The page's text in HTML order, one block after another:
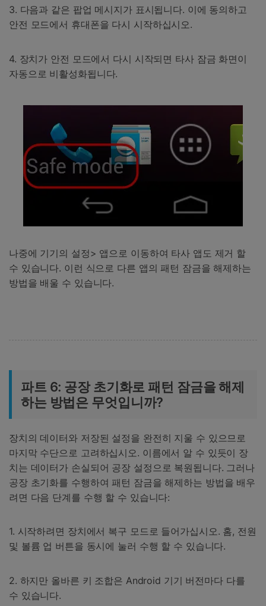
3. 다음과 같은 팝업 메시지가 표시됩니다. 이에 동의하고
안전 모드에서 휴대폰을 다시 시작하십시오.
4. 장치가 안전 모드에서 다시 시작되면 타사 잠금 화면이
자동으로 비활성화됩니다.
나중에 기기의 설정> 앱으로 이동하여 타사 앱도 제거 할
수 있습니다. 이런 식으로 다른 앱의 패턴 잠금을 해제하는
방법을 배울 수 있습니다.
파트 6: 공장 초기화로 패턴 잠금을 해제
하는 방법은 무엇입니까?
장치의 데이터와 저장된 설정을 완전히 지울 수 있으므로
마지막 수단으로 고려하십시오. 이름에서 알 수 있듯이 장
치는 데이터가 손실되어 공장 설정으로 복원됩니다. 그러나
공장 초기화를 수행하여 패턴 잠금을 해제하는 방법을 배우
려면 다음 단계를 수행 할 수 있습니다:
1. 시작하려면 장치에서 복구 모드로 들어가십시오. 홈, 전원
및 볼륨 업 버튼을 동시에 눌러 수행 할 수 있습니다.
2. 하지만 올바른 키 조합은 Android 기기 버전마다 다를
수 있습니다.